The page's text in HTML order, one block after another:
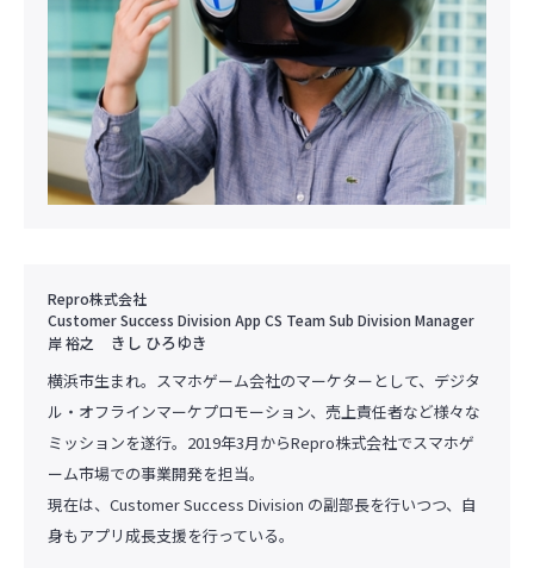
Repro株式会社
Customer Success Division App CS Team Sub Division Manager
岸 裕之
きし ひろゆき
横浜市生まれ。スマホゲーム会社のマーケターとして、デジタ
ル・オフラインマーケプロモーション、売上責任者など様々な
ミッションを遂行。2019年3月からRepro株式会社でスマホゲ
ーム市場での事業開発を担当。
現在は、Customer Success Division の副部長を行いつつ、自
身もアプリ成長支援を行っている。